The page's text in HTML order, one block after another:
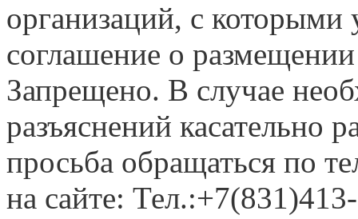
организаций, с которыми
соглашение о
Запрещено. В случае
разъяснений
просьба обращаться по
на сайте: